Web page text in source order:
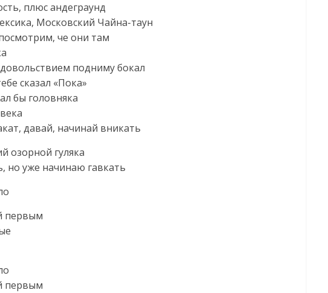
плюс андеграунд
Московский Чайна-таун
че они там
подниму бокал
сказал «Пока»
бы головняка
давай, начинай вникать
озорной гуляка
но уже начинаю гавкать
первым
первым